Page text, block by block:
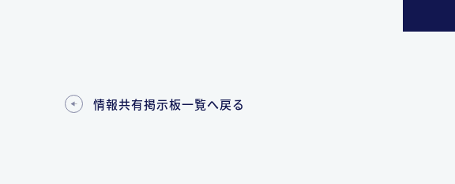
情報共有掲示板一覧へ戻る